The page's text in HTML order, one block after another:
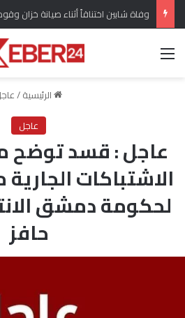
وفاة شابين اختناقاً أثناء صيانة خزان
القائمة
الرئيسية/
عاجل
عاجل : قسد توضح
الاشتباكات
لحكومة دمشق
حافز